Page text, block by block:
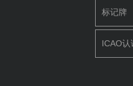
标记牌
ICAO认